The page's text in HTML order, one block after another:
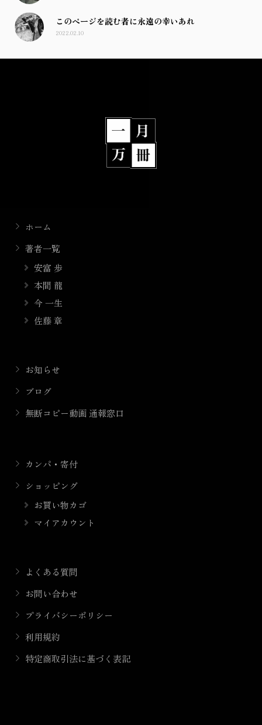
このページを読む者に永遠の幸いあれ
2022.02.10
ホーム
著者一覧
安富 歩
本間 龍
今 一生
佐藤 章
お知らせ
ブログ
無断コピー動画 通報窓口
カンパ・寄付
ショッピング
お買い物カゴ
マイアカウント
よくある質問
お問い合わせ
プライバシーポリシー
利用規約
特定商取引法に基づく表記